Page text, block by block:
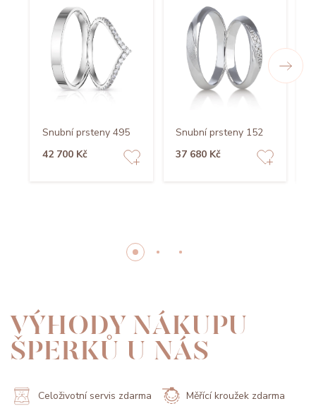
Snubní prsteny 495
42 700 Kč
Snubní prsteny 152
37 680 Kč
VÝHODY NÁKUPU
ŠPERKŮ U NÁS
Celoživotní servis zdarma Měřící kroužek zdarma